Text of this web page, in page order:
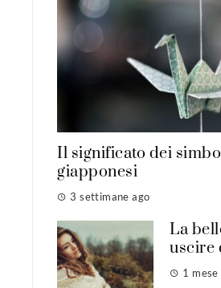
Il significato dei
giapponesi
3 settimane ago
La
uscire
1 mese